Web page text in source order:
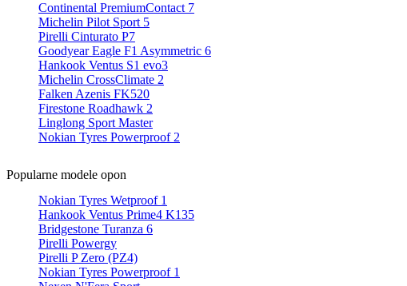
Continental PremiumContact 7
Michelin Pilot Sport 5
Pirelli Cinturato P7
Goodyear Eagle F1 Asymmetric 6
Hankook Ventus S1 evo3
Michelin CrossClimate 2
Falken Azenis FK520
Firestone Roadhawk 2
Linglong Sport Master
Nokian Tyres Powerproof 2
Popularne modele opon
Nokian Tyres Wetproof 1
Hankook Ventus Prime4 K135
Bridgestone Turanza 6
Pirelli Powergy
Pirelli P Zero (PZ4)
Nokian Tyres Powerproof 1